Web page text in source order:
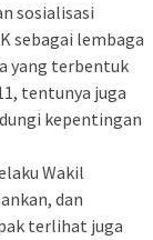
sosialisasi
sebagai lembaga
yang terbentuk
tentunya juga
kepentingan
Wakil
dan
terlihat juga